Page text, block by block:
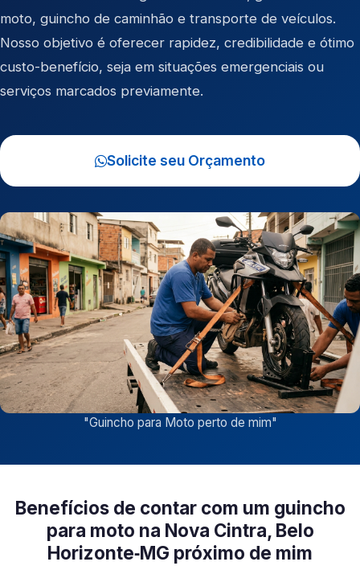
moto, guincho de caminhão e transporte de veículos.
Nosso objetivo é oferecer rapidez, credibilidade e ótimo
custo-benefício, seja em situações emergenciais ou
serviços marcados previamente.
Solicite seu Orçamento
"Guincho para Moto perto de mim"
Benefícios de contar com um guincho
para moto na Nova Cintra, Belo
Horizonte‑MG próximo de mim